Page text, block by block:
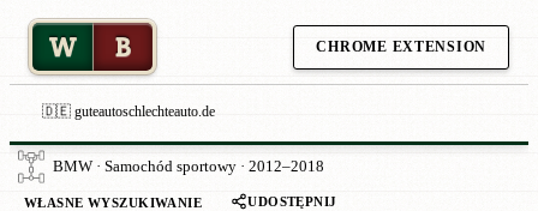
W B CHROME EXTENSION
🇩🇪 guteautoschlechteauto.de
BMW · Samochód sportowy · 2012–2018
WŁASNE WYSZUKIWANIE UDOSTĘPNIJ